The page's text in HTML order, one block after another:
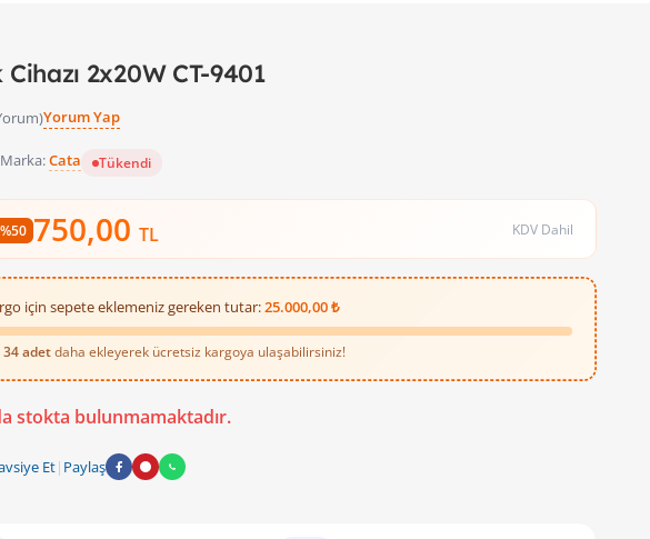
Cihazı 2x20W CT-9401
Yorum Yap
Marka:Cata Tükendi
%50 750,00TL KDV Dahil
için sepete eklemeniz gereken tutar:25.000,00 ₺
34 adetdaha ekleyerek ücretsiz kargoya ulaşabilirsiniz!
stokta bulunmamaktadır.
Et| Paylaş